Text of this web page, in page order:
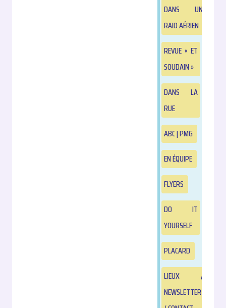
DANS UN
RAID AÉRIEN
REVUE « ET
SOUDAIN »
DANS LA
RUE
ABC | PMG
EN ÉQUIPE
FLYERS
DO IT
YOURSELF
PLACARD
LIEUX /
NEWSLETTER